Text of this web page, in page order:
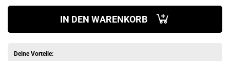
IN DEN WARENKORB
Deine Vorteile: